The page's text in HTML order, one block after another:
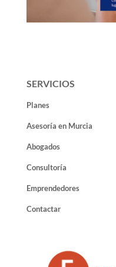
SERVICIOS
Planes
Asesoría en Murcia
Abogados
Consultoría
Emprendedores
Contactar